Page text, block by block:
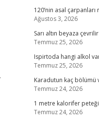
120’nin asal çarpanları
Ağustos 3, 2026
Sarı altın beyaza
Temmuz 25, 2026
Ispirtoda hangi alkol
Temmuz 25, 2026
Karadutun kaç bölümü
Temmuz 24, 2026
1 metre kalorifer
Temmuz 24, 2026